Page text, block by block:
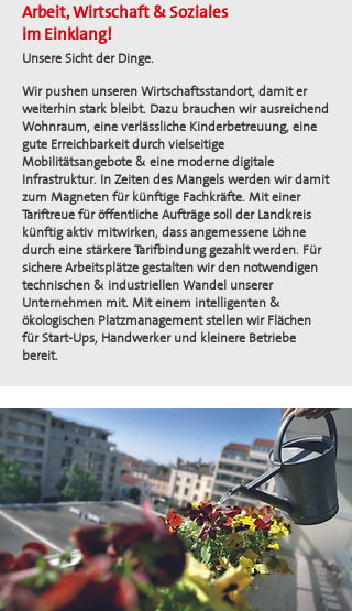
Arbeit, Wirtschaft & Soziales
im Einklang!
Unsere Sicht der Dinge.
Wir pushen unseren Wirtschaftsstandort, damit er
weiterhin stark bleibt. Dazu brauchen wir ausreichend
Wohnraum, eine verlässliche Kinderbetreuung, eine
gute Erreichbarkeit durch vielseitige
Mobilitätsangebote & eine moderne digitale
Infrastruktur. In Zeiten des Mangels werden wir damit
zum Magneten für künftige Fachkräfte. Mit einer
Tariftreue für öffentliche Aufträge soll der Landkreis
künftig aktiv mitwirken, dass angemessene Löhne
durch eine stärkere Tarifbindung gezahlt werden. Für
sichere Arbeitsplätze gestalten wir den notwendigen
technischen & industriellen Wandel unserer
Unternehmen mit. Mit einem intelligenten &
ökologischen Platzmanagement stellen wir Flächen
für Start-Ups, Handwerker und kleinere Betriebe
bereit.